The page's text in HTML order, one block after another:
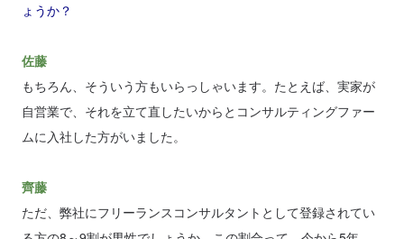
ょうか？
佐藤
もちろん、そういう方もいらっしゃいます。たとえば、実家が
自営業で、それを立て直したいからとコンサルティングファー
ムに入社した方がいました。
齊藤
ただ、弊社にフリーランスコンサルタントとして登録されてい